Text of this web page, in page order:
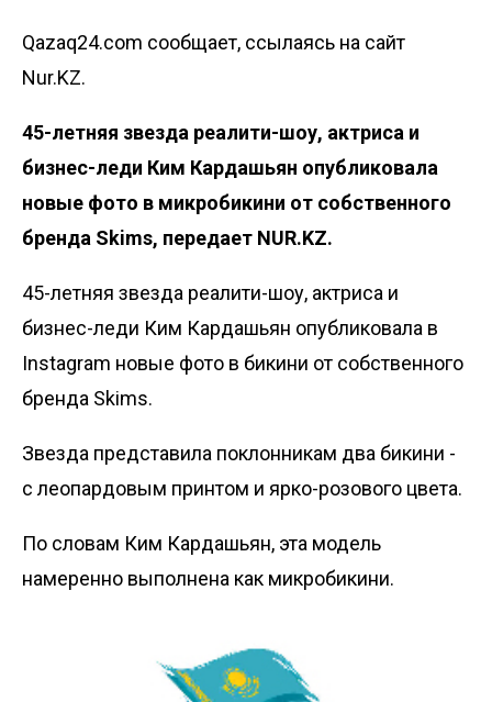
Qazaq24.com сообщает, ссылаясь на сайт
Nur.KZ.
45-летняя звезда реалити-шоу, актриса и
бизнес-леди Ким Кардашьян опубликовала
новые фото в микробикини от собственного
бренда Skims, передает NUR.KZ.
45-летняя звезда реалити-шоу, актриса и
бизнес-леди Ким Кардашьян опубликовала в
Instagram новые фото в бикини от собственного
бренда Skims.
Звезда представила поклонникам два бикини -
с леопардовым принтом и ярко-розового цвета.
По словам Ким Кардашьян, эта модель
намеренно выполнена как микробикини.